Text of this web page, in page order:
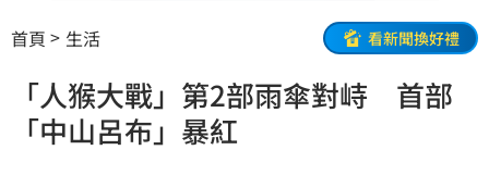
首頁 生活 看新聞換好禮
「人猴大戰」第2部雨傘對峙 首部
「中山呂布」暴紅